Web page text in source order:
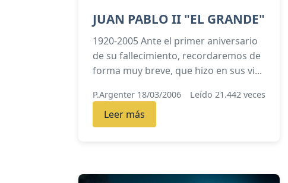
JUAN PABLO II "EL GRANDE"
1920-2005 Ante el primer aniversario
de su fallecimiento, recordaremos de
forma muy breve, que hizo en sus vi...
P.Argenter 18/03/2006 Leído 21.442 veces
Leer más